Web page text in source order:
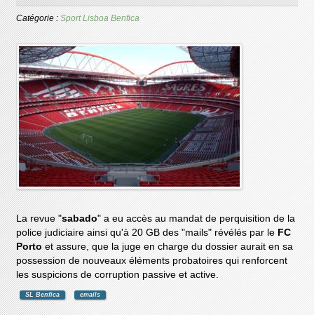
Catégorie :Sport Lisboa Benfica
La revue "sabado" a eu accès au mandat de perquisition de la
police judiciaire ainsi qu'à 20 GB des "mails" révélés par le FC
Portoet assure, que la juge en charge du dossier aurait en sa
possession de nouveaux éléments probatoires qui renforcent
les suspicions de corruption passive et active.
SL Benfica emails